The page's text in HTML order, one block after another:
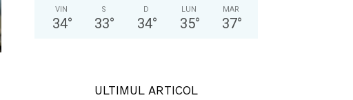
VIN
34°
S
33°
D
34°
LUN
35°
MAR
37°
ULTIMUL ARTICOL